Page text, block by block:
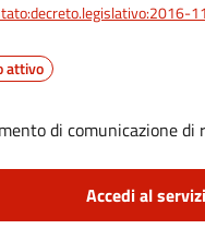
attivo
di comunicazione
Accedi al